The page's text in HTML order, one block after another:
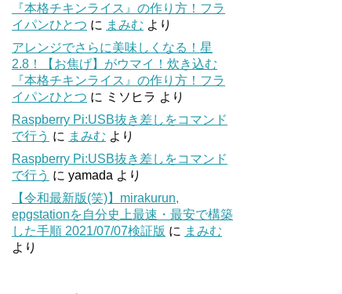
『本格チキンライス』の作り方！フラ
イパンひとつ に まみむ より
アレンジでさらに美味しくなる！星
2.8！【お焦げ】がウマイ！炊き込む
『本格チキンライス』の作り方！フラ
イパンひとつ に ミソヒラ より
Raspberry Pi:USB抜き差しをコマンド
で行う に まみむ より
Raspberry Pi:USB抜き差しをコマンド
で行う に yamada より
【令和最新版(笑)】mirakurun,
epgstationを自分史上最速・最安で構築
した手順 2021/07/07検証版 に まみむ
より